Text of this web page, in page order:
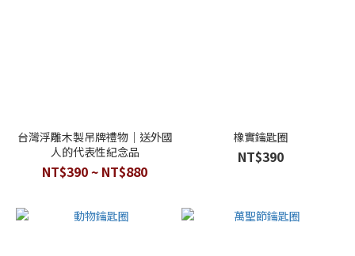
台灣浮雕木製吊牌禮物｜送外國
人的代表性紀念品
NT$390 ~ NT$880
橡實鑰匙圈
NT$390